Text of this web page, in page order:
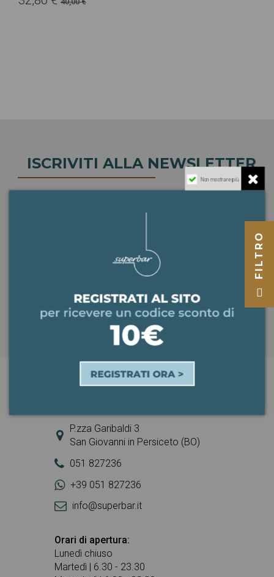
ISCRIVITI ALLA NEWSLETTER
Registrati ora per ricevere il
ISCRIVITI ALLA NEWSLETTER >
Superbar
P.zza Garibaldi 3
San Giovanni in Persiceto (BO)
051 827236
+39 051 827236
info@superbar.it
Orari di apertura:
Lunedì chiuso
Martedì | 6.30 - 23.30
Non mostrare più
FILTRO